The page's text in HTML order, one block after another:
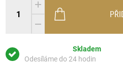
Skladem
Odesíláme do 24 hodin